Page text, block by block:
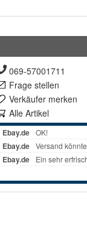
069-57001711
Frage stellen
Verkäufer merken
Alle Artikel